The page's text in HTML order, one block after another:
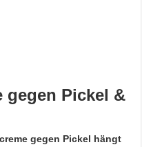
gegen Pickel &
gegen Pickel hängt